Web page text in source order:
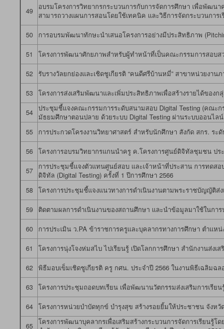
49
อบรมโครงการวิทยากรกระบวนการกับการจัดการศึกษา เพื่อพัฒน
สามารถวางแผนการสอนโดยใช้เทคนิค และวิธีการจัดกระบวนการ
50 การอบรมพัฒนาทักษะนำเสนอโครงการอย่างมีประสิทธิภาพ
51 โครงการพัฒนาศักยภาพสำหรับผู้ทำหน้าที่เป็นคณะกรรมการสอบส
52 รับรางวัลยกย่องและเชิดชูเกียรติ “คนดีศรีบ้านหมี่” สาขาหน่วยงาน
53 โครงการส่งเสริมพัฒนาและเพิ่มประสิทธิภาพเพื่อสร้างรายได้ขอ
54
ประชุมชี้แจงคณะกรรมการระดับสนามสอบ Digital Testing (คณะ
มัธยมศึกษาตอนปลาย ด้วยระบบ Digital Testing ผ่านระบบออนไลน์
55 การประกวดโครงงานวิทยาศาสตร์ สำหรับนักศึกษา สังกัด สกร. ร
56 โครงการอบรมวิทยากรแกนนำครู ค.โครงการศูนย์ดิจิทัลชุมชน ปร
57
การประชุมชี้แจงตัวแทนศูนย์สอบ และเจ้าหน้าที่ประสาน การทดสอ
ดิจิทัล (Digital Testing) ครั้งที่ 1 ปีการศึกษา 2566
58 โครงการประชุมชี้แจงแนวทางการดำเนินงานตามพระราชบัญญัติส่ง
59 ติดตามผลการดำเนินงานของสถานศึกษา และนำข้อมูลมาใช้ในกา
60 การประเมิน ว.PA ข้าราชการครูเเละบุคลากรทางการศึกษา ตำเ
61 โครงการนุ่งโจงห่มสไบ ไปเรียนรู้ เปิดโลกการศึกษา สำนักงานส่งเ
62 พิธีมอบเข็มเชิดชูเกียรติ ครู กศน. ประจำปี 2566 ในงานพิธีเฉลิมฉ
63 โครงการประชุมถอดบทเรียน เพื่อพัฒนานวัตกรรมส่งเสริมการเรีย
64 โครงการหน่วยบำบัดทุกข์ บำรุงสุข สร้างรอยยิ้มให้ประชาชน จังห
65
โครงการพัฒนาบุคลากรเพื่อเสริมสร้างกระบวนการจัดการเรียนรู้โ